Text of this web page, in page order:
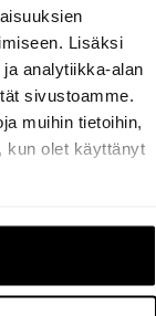
Lisäksi
analytiikka-alan
sivustoamme.
muihin tietoihin,
kun olet käyttänyt
myös